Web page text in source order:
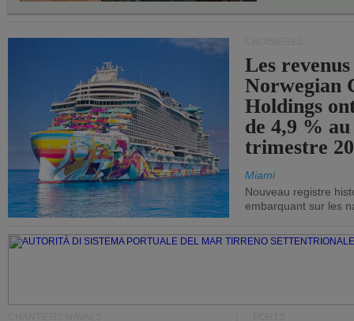
Les
Norwegian
Holdings
de 4,9 %
trimestre
Miami
Nouveau registre
embarquant sur les